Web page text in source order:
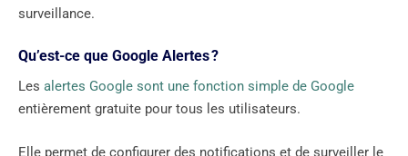
surveillance.
Qu’est-ce que Google Alertes ?
Les alertes Google sont une fonction simple de Google
entièrement gratuite pour tous les utilisateurs.
Elle permet de configurer des notifications et de surveiller le